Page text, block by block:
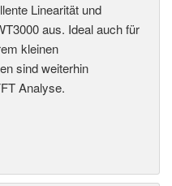
Linearität und
aus. Ideal auch für
kleinen
sind weiterhin
Analyse.